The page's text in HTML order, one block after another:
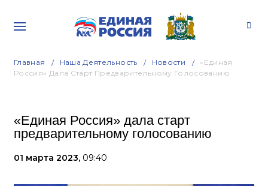
Главная Наша Деятельность Новости
«Единая
Россия» Дала Старт Предварительному Голосованию
«Единая Россия» дала старт
предварительному голосованию
01 марта 2023, 09:40